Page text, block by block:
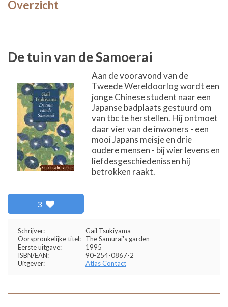
Overzicht
De tuin van de Samoerai
3
Aan de vooravond van de
Tweede Wereldoorlog wordt een
jonge Chinese student naar een
Japanse badplaats gestuurd om
van tbc te herstellen. Hij ontmoet
daar vier van de inwoners - een
mooi Japans meisje en drie
oudere mensen - bij wier levens en
liefdesgeschiedenissen hij
betrokken raakt.
Schrijver:
Gail Tsukiyama
Oorspronkelijke titel:
The Samurai's garden
Eerste uitgave:
1995
ISBN/EAN:
90-254-0867-2
Uitgever:
Atlas Contact